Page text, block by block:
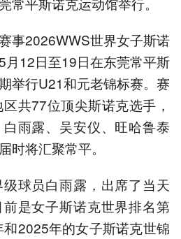
事2026WWS世界女子斯诺
月12日至19日在东莞常平斯
举行U21和元老锦标赛。赛
共77位顶尖斯诺克选手，
雨露、吴安仪、旺哈鲁泰
时将汇聚常平。
球员白雨露，出席了当天
是女子斯诺克世界排名第
2025年的女子斯诺克世锦